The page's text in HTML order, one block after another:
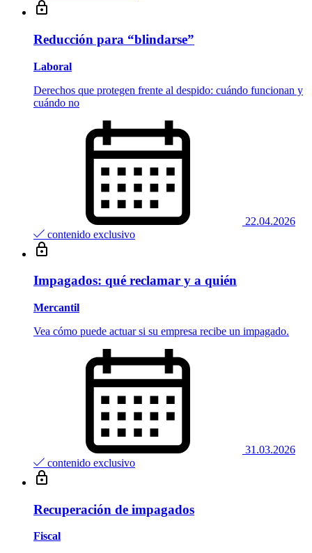
Reducción para “blindarse”
Laboral
Derechos que protegen frente al despido: cuándo funcionan y
cuándo no
22.04.2026
contenido exclusivo
Impagados: qué reclamar y a quién
Mercantil
Vea cómo puede actuar si su empresa recibe un impagado.
31.03.2026
contenido exclusivo
Recuperación de impagados
Fiscal